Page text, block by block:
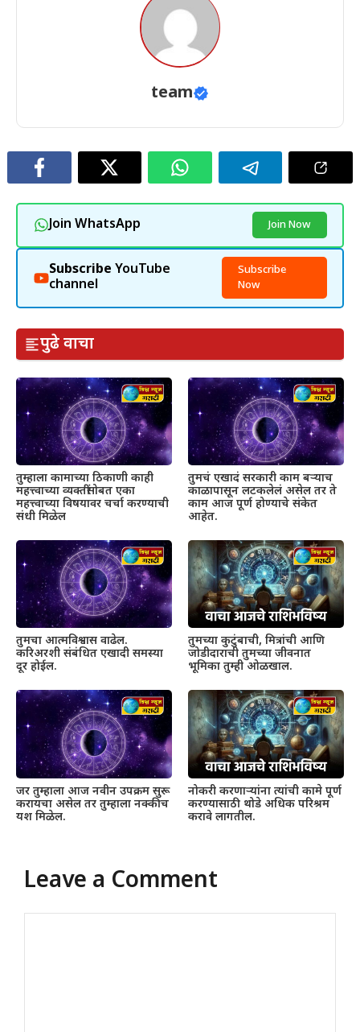
team
Join WhatsApp Join Now
Subscribe YouTube
channel
Subscribe
Now
पुढे वाचा
तुम्हाला कामाच्या ठिकाणी काही
महत्त्वाच्या व्यक्तींसोबत एका
महत्त्वाच्या विषयावर चर्चा करण्याची
संधी मिळेल
तुमचं एखादं सरकारी काम बऱ्याच
काळापासून लटकलेलं असेल तर ते
काम आज पूर्ण होण्याचे संकेत
आहेत.
तुमचा आत्मविश्वास वाढेल.
करिअरशी संबंधित एखादी समस्या
दूर होईल.
तुमच्या कुटुंबाची, मित्रांची आणि
जोडीदाराची तुमच्या जीवनात
भूमिका तुम्ही ओळखाल.
जर तुम्हाला आज नवीन उपक्रम सुरू
करायचा असेल तर तुम्हाला नक्कीच
यश मिळेल.
नोकरी करणाऱ्यांना त्यांची कामे पूर्ण
करण्यासाठी थोडे अधिक परिश्रम
करावे लागतील.
Leave a Comment